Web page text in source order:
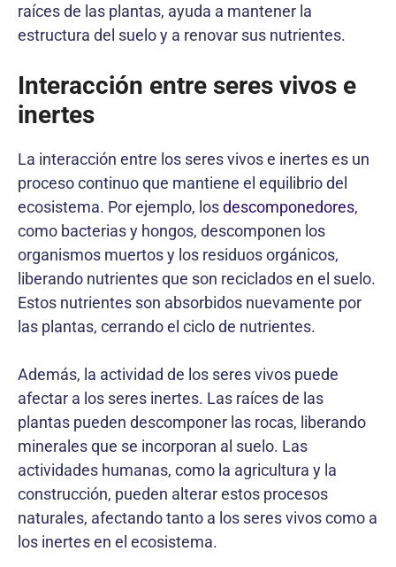
raíces de las plantas, ayuda a mantener la
estructura del suelo y a renovar sus nutrientes.
Interacción entre seres vivos e
inertes
La interacción entre los seres vivos e inertes es un
proceso continuo que mantiene el equilibrio del
ecosistema. Por ejemplo, losdescomponedores,
como bacterias y hongos, descomponen los
organismos muertos y los residuos orgánicos,
liberando nutrientes que son reciclados en el suelo.
Estos nutrientes son absorbidos nuevamente por
las plantas, cerrando el ciclo de nutrientes.
Además, la actividad de los seres vivos puede
afectar a los seres inertes. Las raíces de las
plantas pueden descomponer las rocas, liberando
minerales que se incorporan al suelo. Las
actividades humanas, como la agricultura y la
construcción, pueden alterar estos procesos
naturales, afectando tanto a los seres vivos como a
los inertes en el ecosistema.